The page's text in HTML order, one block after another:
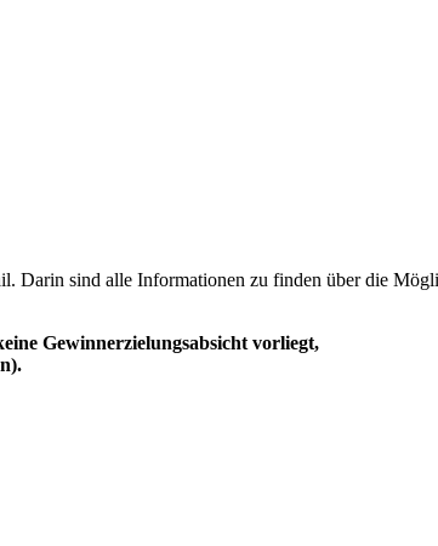
Darin sind alle Informationen zu finden über die
Gewinnerzielungsabsicht vorliegt,